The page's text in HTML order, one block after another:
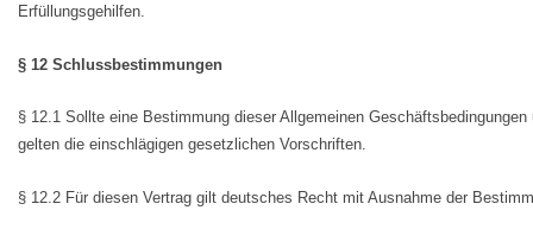
Erfüllungsgehilfen.
§ 12 Schlussbestimmungen
§ 12.1 Sollte eine Bestimmung dieser Allgemeinen
gelten die einschlägigen gesetzlichen Vorschriften.
§ 12.2 Für diesen Vertrag gilt deutsches Recht mit Ausnahme der